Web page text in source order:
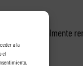
a la
el
caen totalmente